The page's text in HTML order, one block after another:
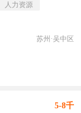
人力资源
苏州·吴中区
5-8千